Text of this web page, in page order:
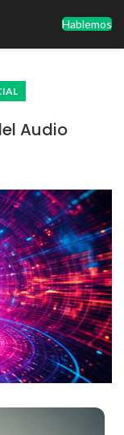
Hablemos
Audio